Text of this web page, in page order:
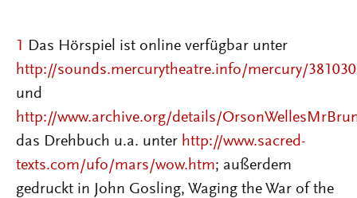
1 Das Hörspiel ist online verfügbar unter
http://sounds.mercurytheatre.info/mercury/
und
http://www.archive.org/details/
das Drehbuch u.a. unter http://www.sacred-
texts.com/ufo/mars/wow.htm; außerdem
gedruckt in John Gosling, Waging the War of the